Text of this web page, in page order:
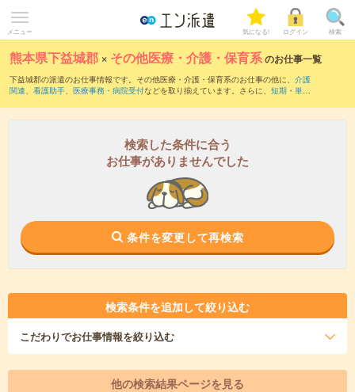
メニュー 気になる! ログイン 検索
熊本県下益城郡 × その他医療・介護・保育系のお仕事一覧
下益城郡の派遣のお仕事情報です。その他医療・介護・保育系のお仕事の他に、 介護
関連、 看護助手、 医療事務・病院受付などを取り揃えています。さらに、 短期 ・ 単発
検索した条件に合う
お仕事がありませんでした
条件を変更して再検索
検索条件を追加して絞り込む
こだわりでお仕事情報を絞り込む
他の検索結果ページを見る